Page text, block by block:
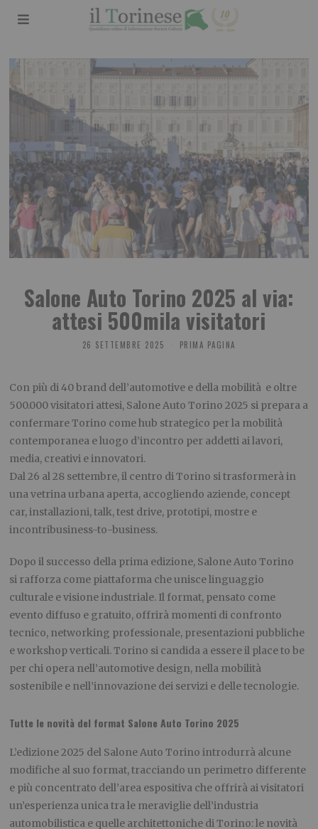
Salone Auto Torino 2025 al via:
attesi 500mila visitatori
26 SETTEMBRE 2025 PRIMA PAGINA
Con più di 40 brand dell’automotive e della mobilità e oltre
500.000 visitatori attesi, Salone Auto Torino 2025 si prepara a
confermare Torino come hub strategico per la mobilità
contemporanea e luogo d’incontro per addetti ai lavori,
media, creativi e innovatori.
Dal 26 al 28 settembre, il centro di Torino si trasformerà in
una vetrina urbana aperta, accogliendo aziende, concept
car, installazioni, talk, test drive, prototipi, mostre e
incontribusiness-to-business.
Dopo il successo della prima edizione, Salone Auto Torino
si rafforza come piattaforma che unisce linguaggio
culturale e visione industriale. Il format, pensato come
evento diffuso e gratuito, offrirà momenti di confronto
tecnico, networking professionale, presentazioni pubbliche
e workshop verticali. Torino si candida a essere il place to be
per chi opera nell’automotive design, nella mobilità
sostenibile e nell’innovazione dei servizi e delle tecnologie.
Tutte le novità del format Salone Auto Torino 2025
L’edizione 2025 del Salone Auto Torino introdurrà alcune
modifiche al suo format, tracciando un perimetro differente
e più concentrato dell’area espositiva che offrirà ai visitatori
un’esperienza unica tra le meraviglie dell’industria
automobilistica e quelle architettoniche di Torino: le novità